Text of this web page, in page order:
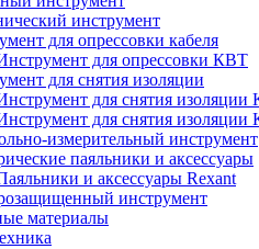
инструмент
для опрессовки кабеля
для опрессовки КВТ
для снятия изоляции
для снятия изоляции
для снятия
измерительный инструмент
паяльники и аксессуары
и аксессуары Rexant
инструмент
материалы